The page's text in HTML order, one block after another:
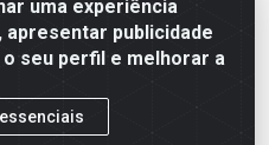
uma experiência
apresentar publicidade
seu perfil e melhorar a